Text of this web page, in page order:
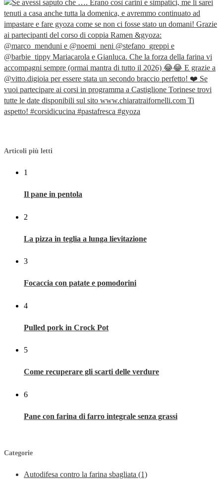
Articoli più letti
1
Il pane in pentola
2
La pizza in teglia a lunga lievitazione
3
Focaccia con patate e pomodorini
4
Pulled pork in Crock Pot
5
Come recuperare gli scarti delle verdure
6
Pane con farina di farro integrale senza grassi
Categorie
Autodifesa contro la farina sbagliata (1)